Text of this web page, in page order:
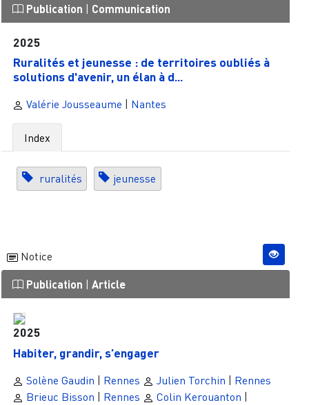
Publication | Communication
2025
Ruralités et jeunesse : de territoires oubliés à
solutions d'avenir, un élan à d...
Valérie Jousseaume Nantes
Index
ruralités jeunesse
Notice
Publication | Article
2025
Habiter, grandir, s’engager
Solène Gaudin | Rennes Julien Torchin | Rennes
Brieuc Bisson | Rennes Colin Kerouanton |